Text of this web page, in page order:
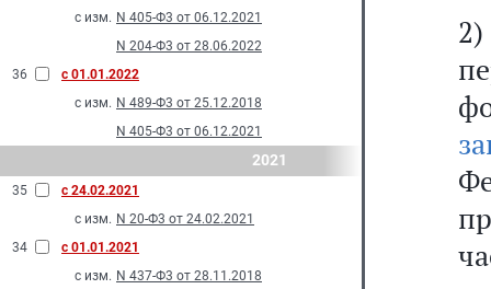
с изм. N 405-Ф3 от 06.12.2021
N 204-Ф3 от 28.06.2022
36
с 01.01.2022
с изм. N 489-Ф3 от 25.12.2018
N 405-Ф3 от 06.12.2021
2021
35
с 24.02.2021
с изм. N 20-Ф3 от 24.02.2021
34
с 01.01.2021
с изм. N 437-Ф3 от 28.11.2018